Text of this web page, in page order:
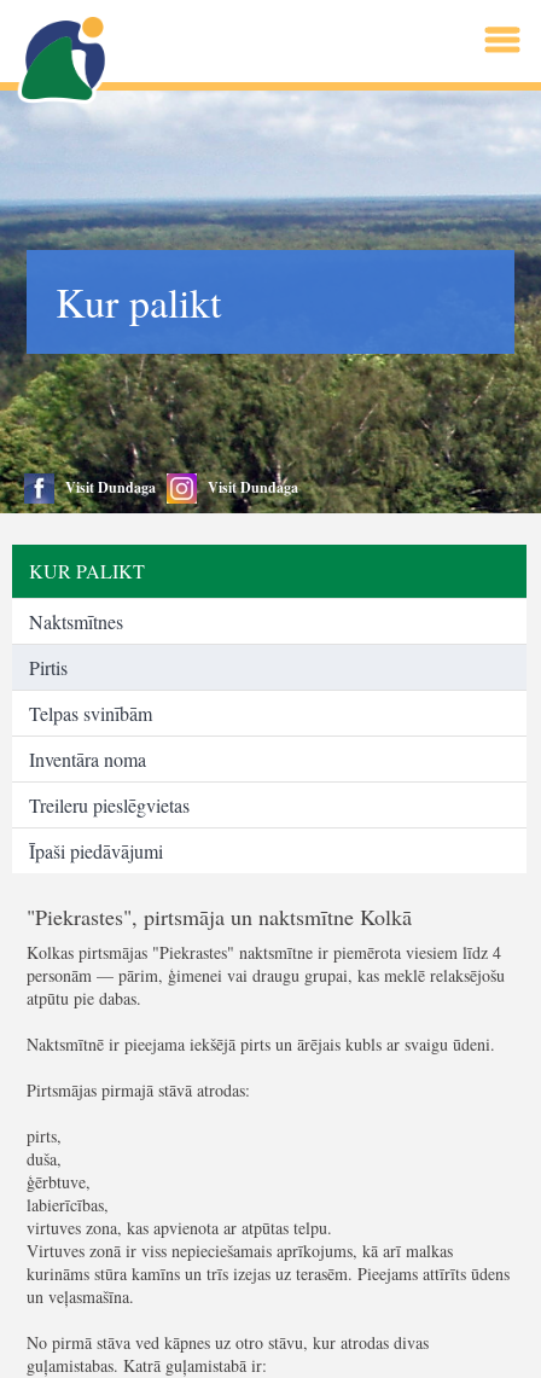
Kur palikt
Visit Dundaga Visit Dundaga
KUR PALIKT
Naktsmītnes
Pirtis
Telpas svinībām
Inventāra noma
Treileru pieslēgvietas
Īpaši piedāvājumi
"Piekrastes", pirtsmāja un naktsmītne Kolkā
Kolkas pirtsmājas "Piekrastes" naktsmītne ir piemērota viesiem līdz 4
personām — pārim, ģimenei vai draugu grupai, kas meklē relaksējošu
atpūtu pie dabas.
Naktsmītnē ir pieejama iekšējā pirts un ārējais kubls ar svaigu ūdeni.
Pirtsmājas pirmajā stāvā atrodas:
pirts,
duša,
ģērbtuve,
labierīcības,
virtuves zona, kas apvienota ar atpūtas telpu.
Virtuves zonā ir viss nepieciešamais aprīkojums, kā arī malkas
kurināms stūra kamīns un trīs izejas uz terasēm. Pieejams attīrīts ūdens
un veļasmašīna.
No pirmā stāva ved kāpnes uz otro stāvu, kur atrodas divas
guļamistabas. Katrā guļamistabā ir: